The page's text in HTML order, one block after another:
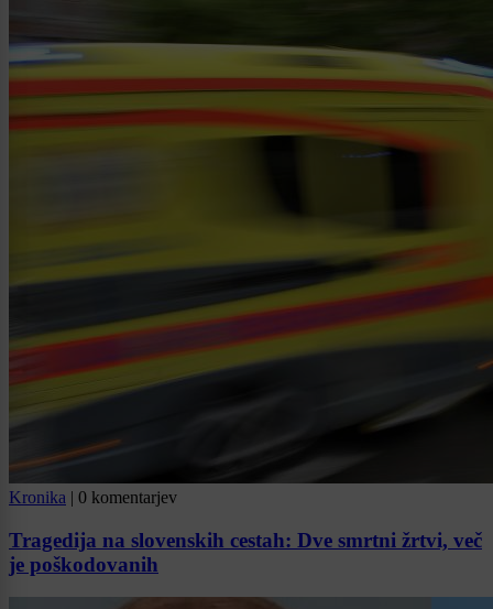
Kronika | 0 komentarjev
Tragedija na slovenskih cestah: Dve smrtni žrtvi, več
je poškodovanih